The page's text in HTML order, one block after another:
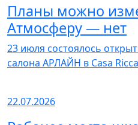
Планы можно
Атмосферу — нет
23 июля состоялось
салона АРЛАЙН в Casa Ricca
22.07.2026